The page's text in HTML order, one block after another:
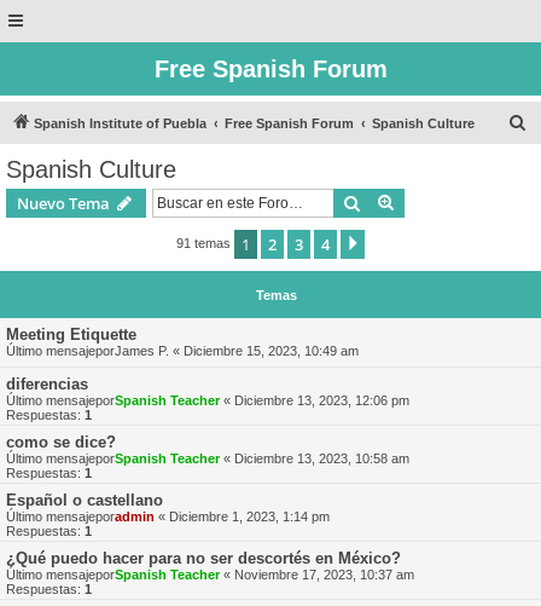
Free Spanish Forum
Spanish Institute of Puebla Free Spanish Forum Spanish Culture
Spanish Culture
Nuevo Tema Buscar
91 temas 1 2 3 4
Temas
Meeting Etiquette
Último mensajeporJames P. « Diciembre 15, 2023, 10:49 am
diferencias
Último mensajeporSpanish Teacher« Diciembre 13, 2023, 12:06 pm
Respuestas: 1
como se dice?
Último mensajeporSpanish Teacher« Diciembre 13, 2023, 10:58 am
Respuestas: 1
Español o castellano
Último mensajeporadmin « Diciembre 1, 2023, 1:14 pm
Respuestas: 1
¿Qué puedo hacer para no ser descortés en México?
Último mensajeporSpanish Teacher« Noviembre 17, 2023, 10:37 am
Respuestas: 1